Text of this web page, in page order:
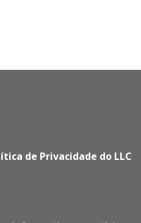
de Privacidade do LLC